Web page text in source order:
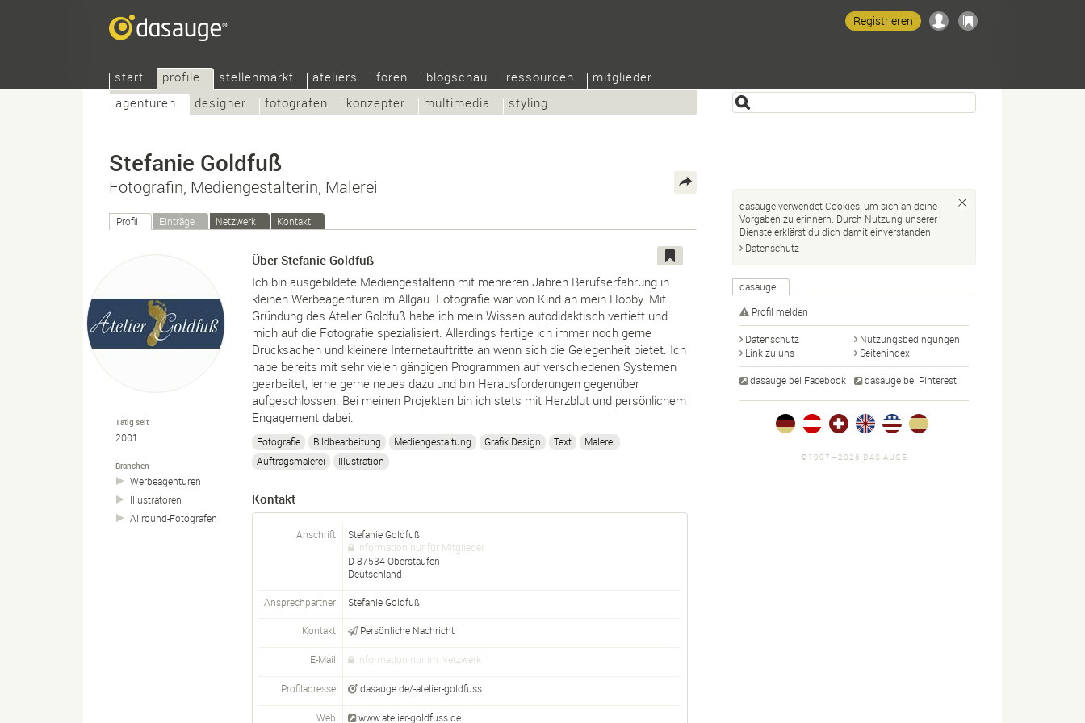
start
profile
agenturen
designer fotografen konzepter multimedia styling
stellenmarkt ateliers foren blogschau ressourcen mitglieder
Registrieren
Stefanie Goldfuß
Fotografin, Mediengestalterin, Malerei
Profil Einträge Netzwerk Kontakt
Tätig seit
2001
Branchen
Werbeagenturen
Illustratoren
Allround-Fotografen
Über Stefanie Goldfuß
Ich bin ausgebildete Mediengestalterin mit mehreren Jahren Berufserfahrung in
kleinen Werbeagenturen im Allgäu. Fotografie war von Kind an mein Hobby. Mit
Gründung des Atelier Goldfuß habe ich mein Wissen autodidaktisch vertieft und
mich auf die Fotografie spezialisiert. Allerdings fertige ich immer noch gerne
Drucksachen und kleinere Internetauftritte an wenn sich die Gelegenheit bietet. Ich
habe bereits mit sehr vielen gängigen Programmen auf verschiedenen Systemen
gearbeitet, lerne gerne neues dazu und bin Herausforderungen gegenüber
aufgeschlossen. Bei meinen Projekten bin ich stets mit Herzblut und persönlichem
Engagement dabei.
Fotografie Bildbearbeitung Mediengestaltung Grafik Design Text
Malerei
Auftragsmalerei
Illustration
Kontakt
Anschrift
Stefanie Goldfuß
Information nur für Mitglieder
D-87534Oberstaufen
Deutschland
Ansprechpartner StefanieGoldfuß
Kontakt Persönliche Nachricht
E-Mail Information nur im Netzwerk
Profiladresse dasauge.de/-atelier-goldfuss
Web www.atelier-goldfuss.de
dasauge verwendet Cookies, um sich an deine
Vorgaben zu erinnern. Durch Nutzung unserer
Dienste erklärst du dich damit einverstanden.
Datenschutz
dasauge
Profil melden
Datenschutz
Nutzungsbedingungen
Link zu uns
Seitenindex
dasauge bei Facebook dasauge bei Pinterest
©1997—2026 DAS AUGE